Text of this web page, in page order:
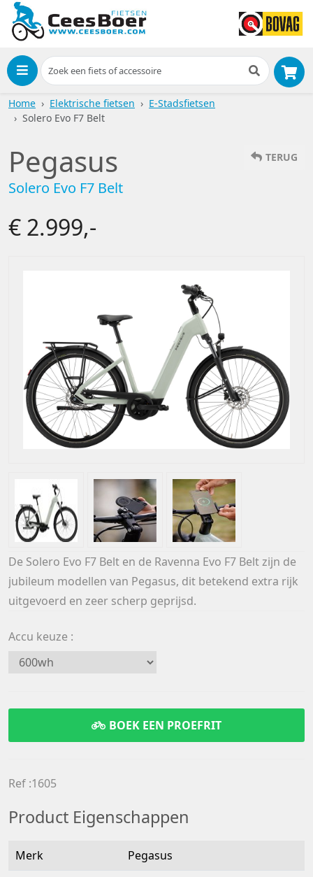
Menu
Home Elektrische fietsen
E-Stadsfietsen
Solero Evo F7 Belt
TERUG
Pegasus
Solero Evo F7 Belt
€ 2.999,-
De Solero Evo F7 Belt en de Ravenna Evo F7 Belt zijn de
jubileum modellen van Pegasus, dit betekend extra rijk
uitgevoerd en zeer scherp geprijsd.
Accu keuze
BOEK EEN PROEFRIT
Ref :1605
Product Eigenschappen
Merk
Pegasus